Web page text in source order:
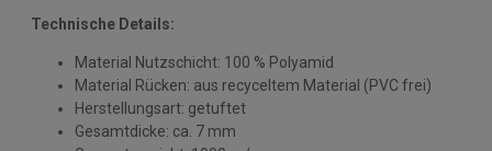
Technische Details:
Material Nutzschicht: 100 % Polyamid
Material Rücken: aus recyceltem Material (PVC frei)
Herstellungsart: getuftet
Gesamtdicke: ca. 7 mm